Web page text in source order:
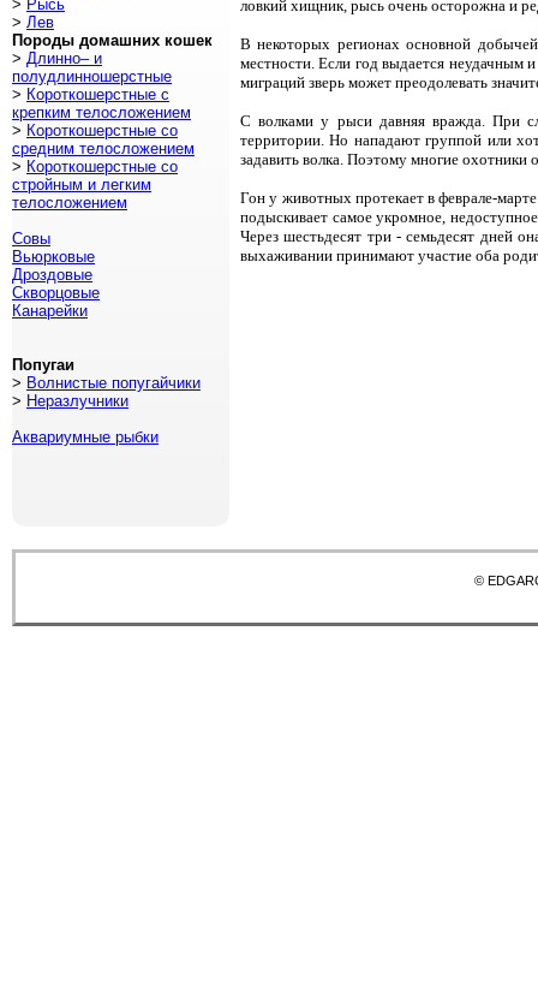
ловкий хищник, рысь очень осторожна и
В некоторых регионах основной добычей
местности. Если год выдается неудачным
миграций зверь может преодолевать
С волками у рыси давняя вражда. При
территории. Но нападают группой или
задавить волка. Поэтому многие
Гон у животных протекает в феврале-
подыскивает самое укромное,
Через шестьдесят три - семьдесят дней
выхаживании принимают участие оба
> Рысь
> Лев
Породы домашних кошек
> Длинно– и
полудлинношерстные
> Короткошерстные с
крепким телосложением
> Короткошерстные со
средним телосложением
> Короткошерстные со
стройным и легким
телосложением
Совы
Вьюрковые
Дроздовые
Скворцовые
Канарейки
Попугаи
> Волнистые попугайчики
> Неразлучники
Аквариумные рыбки
©